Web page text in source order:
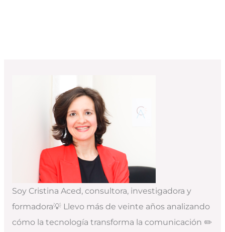
Soy Cristina Aced, consultora, investigadora y
formadora💡 Llevo más de veinte años analizando
cómo la tecnología transforma la comunicación ✏️